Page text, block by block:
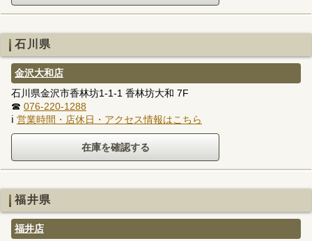
石川県
金沢大和店
石川県金沢市香林坊1-1-1 香林坊大和 7F
☎ 076-220-1288
ℹ 営業時間・店休日・アクセス情報はこちら
福井県
福井店